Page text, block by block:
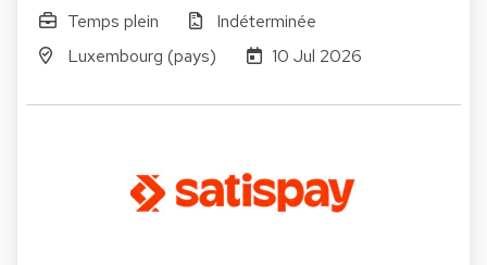
Temps plein
Indéterminée
Luxembourg (pays)
10 Jul 2026